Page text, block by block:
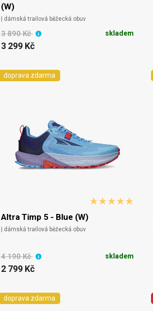
(W)
| dámská trailová běžecká obuv
3 890 Kč
3 299 Kč
skladem
doprava zdarma
Altra Timp 5 - Blue (W)
| dámská trailová běžecká obuv
4 190 Kč
2 799 Kč
skladem
doprava zdarma